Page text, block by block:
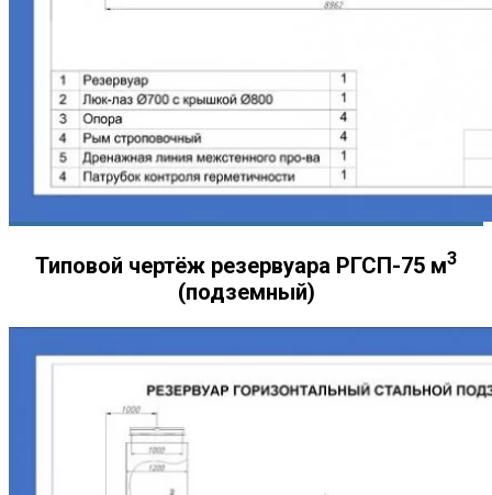
Типовой чертёж резервуара РГСП-75 м3
(подземный)